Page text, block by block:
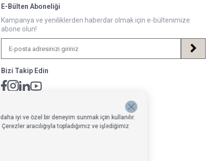
E-Bülten Aboneliği
Kampanya ve yeniliklerden haberdar olmak için e-bültenimize
abone olun!
Bizi Takip Edin
Hafta İçi: 09:00 - 18:00
0850 640 1993
iyi ve özel bir deneyim sunmak için kullanılır.
aracılığıyla topladığımız ve işlediğimiz